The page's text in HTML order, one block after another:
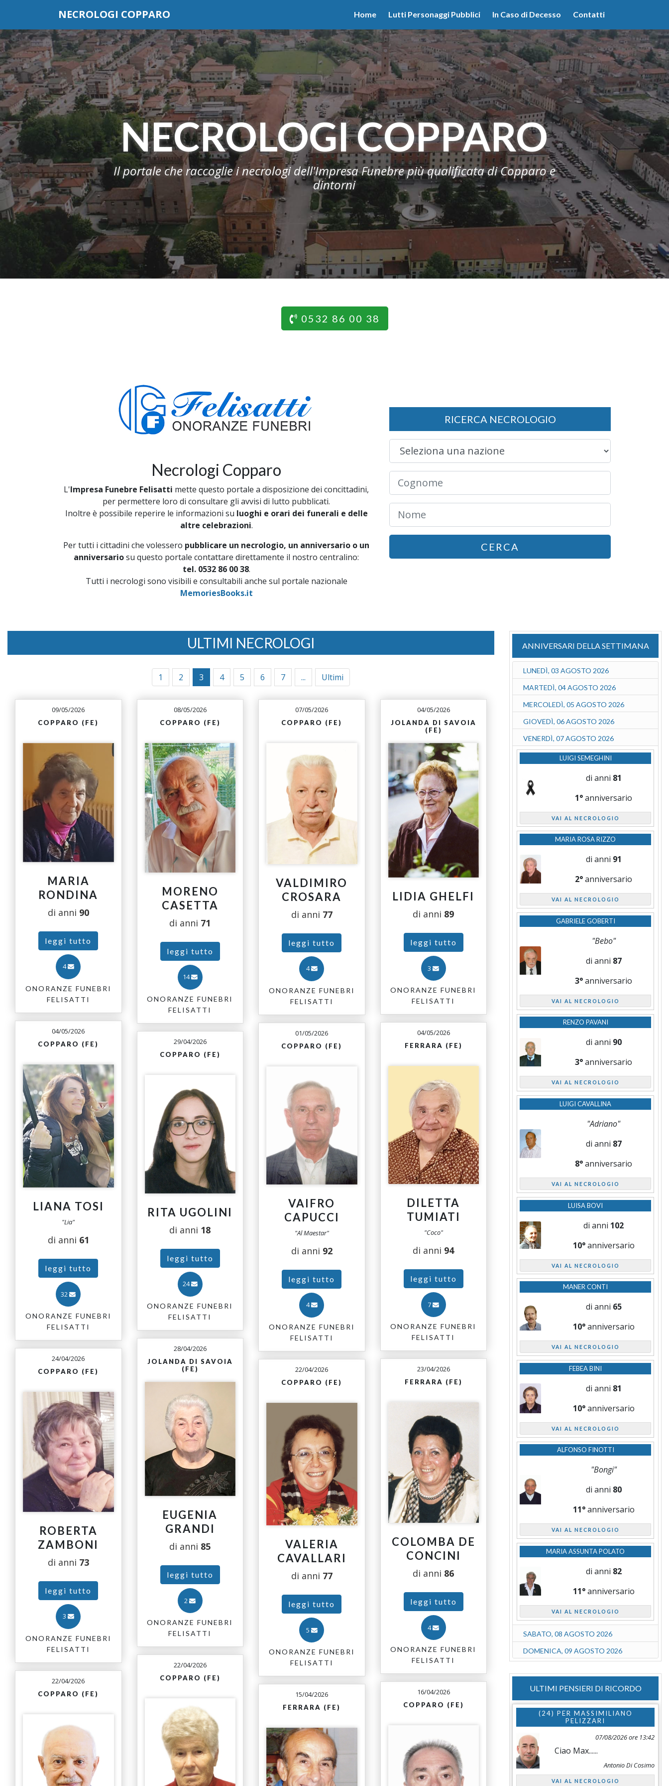
NECROLOGI COPPARO Home Lutti Personaggi Pubblici In Caso di Decesso Contatti
NECROLOGI COPPARO
Il portale che raccoglie i necrologi dell'Impresa Funebre più qualificata di Copparo e
dintorni
0532 86 00 38
Necrologi Copparo
L'Impresa Funebre Felisatti mette questo portale a disposizione dei concittadini,
per permettere loro di consultare gli avvisi di lutto pubblicati.
Inoltre è possibile reperire le informazioni su luoghi e orari dei funerali e delle
altre celebrazioni.
Per tutti i cittadini che volessero pubblicare un necrologio, un anniversario o un
anniversariosu questo portale contattare direttamente il nostro centralino:
tel. 0532 86 00 38.
Tutti i necrologi sono visibili e consultabili anche sul portale nazionale
MemoriesBooks.it
RICERCA NECROLOGIO
CERCA
ULTIMI NECROLOGI
1 2 3 4 5 6 7 ... Ultimi
09/05/2026
COPPARO (FE)
MARIA
RONDINA
di anni 90
leggi tutto
4
ONORANZE FUNEBRI
FELISATTI
08/05/2026
COPPARO (FE)
MORENO
CASETTA
di anni 71
leggi tutto
14
ONORANZE FUNEBRI
FELISATTI
07/05/2026
COPPARO (FE)
VALDIMIRO
CROSARA
di anni 77
leggi tutto
4
ONORANZE FUNEBRI
FELISATTI
04/05/2026
JOLANDA DI SAVOIA
(FE)
LIDIA GHELFI
di anni 89
leggi tutto
3
ONORANZE FUNEBRI
FELISATTI
04/05/2026
COPPARO (FE)
LIANA TOSI
"Lia"
di anni 61
leggi tutto
32
ONORANZE FUNEBRI
FELISATTI
04/05/2026
FERRARA (FE)
DILETTA
TUMIATI
"Coco"
di anni 94
leggi tutto
7
ONORANZE FUNEBRI
FELISATTI
01/05/2026
COPPARO (FE)
VAIFRO
CAPUCCI
"Al Maestar"
di anni 92
leggi tutto
4
ONORANZE FUNEBRI
FELISATTI
29/04/2026
COPPARO (FE)
RITA UGOLINI
di anni 18
leggi tutto
24
ONORANZE FUNEBRI
FELISATTI
28/04/2026
JOLANDA DI SAVOIA
(FE)
EUGENIA
GRANDI
di anni 85
leggi tutto
2
ONORANZE FUNEBRI
FELISATTI
24/04/2026
COPPARO (FE)
ROBERTA
ZAMBONI
di anni 73
leggi tutto
3
ONORANZE FUNEBRI
FELISATTI
23/04/2026
FERRARA (FE)
COLOMBA DE
CONCINI
di anni 86
leggi tutto
4
ONORANZE FUNEBRI
FELISATTI
22/04/2026
COPPARO (FE)
VALERIA
CAVALLARI
di anni 77
leggi tutto
5
ONORANZE FUNEBRI
FELISATTI
22/04/2026
COPPARO (FE)
22/04/2026
COPPARO (FE) 16/04/2026
COPPARO (FE)
15/04/2026
FERRARA (FE)
ANNIVERSARI DELLA SETTIMANA
LUNEDÌ, 03 AGOSTO 2026
MARTEDÌ, 04 AGOSTO 2026
MERCOLEDÌ, 05 AGOSTO 2026
GIOVEDÌ, 06 AGOSTO 2026
VENERDÌ, 07 AGOSTO 2026
LUIGI SEMEGHINI
di anni 81
1°anniversario
VAI AL NECROLOGIO
MARIA ROSA RIZZO
di anni 91
2°anniversario
VAI AL NECROLOGIO
GABRIELE GOBERTI
"Bebo"
di anni 87
3°anniversario
VAI AL NECROLOGIO
RENZO PAVANI
di anni 90
3°anniversario
VAI AL NECROLOGIO
LUIGI CAVALLINA
"Adriano"
di anni 87
8°anniversario
VAI AL NECROLOGIO
LUISA BOVI
di anni 102
10°anniversario
VAI AL NECROLOGIO
MANER CONTI
di anni 65
10°anniversario
VAI AL NECROLOGIO
FEBEA BINI
di anni 81
10°anniversario
VAI AL NECROLOGIO
ALFONSO FINOTTI
"Bongi"
di anni 80
11°anniversario
VAI AL NECROLOGIO
MARIA ASSUNTA POLATO
di anni 82
11°anniversario
VAI AL NECROLOGIO
SABATO, 08 AGOSTO 2026
DOMENICA, 09 AGOSTO 2026
ULTIMI PENSIERI DI RICORDO
(24) PER MASSIMILIANO
PELIZZARI
07/08/2026 ore 13:42
Ciao Max......
Antonio Di Cosimo
VAI AL NECROLOGIO
scorrendo questa pagina, cliccando su un link o proseguendo la navigazione in altra maniera, acconsenti all'uso dei cookie. Ulteriori informazioni